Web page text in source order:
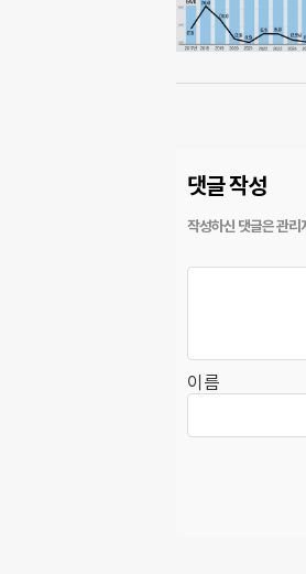
댓글 작성
이름